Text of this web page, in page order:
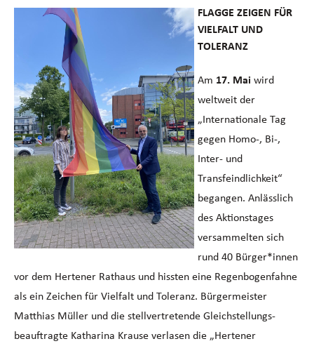
FLAGGE ZEIGEN FÜR
VIELFALT UND
TOLERANZ
Am 17. Mai wird
weltweit der
„Internationale Tag
gegen Homo-, Bi-,
Inter- und
Transfeindlichkeit“
begangen. Anlässlich
des Aktionstages
versammelten sich
rund 40 Bürger*innen
vor dem Hertener Rathaus und hissten eine Regenbogenfahne
als ein Zeichen für Vielfalt und Toleranz. Bürgermeister
Matthias Müller und die stellvertretende Gleichstellungs-
beauftragte Katharina Krause verlasen die „Hertener